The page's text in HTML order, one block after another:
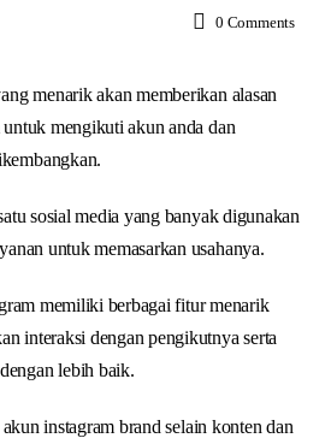
0 Comments
menarik akan memberikan alasan
mengikuti akun anda dan
sosial media yang banyak digunakan
untuk memasarkan usahanya.
memiliki berbagai fitur menarik
interaksi dengan pengikutnya serta
lebih baik.
instagram brand selain konten dan